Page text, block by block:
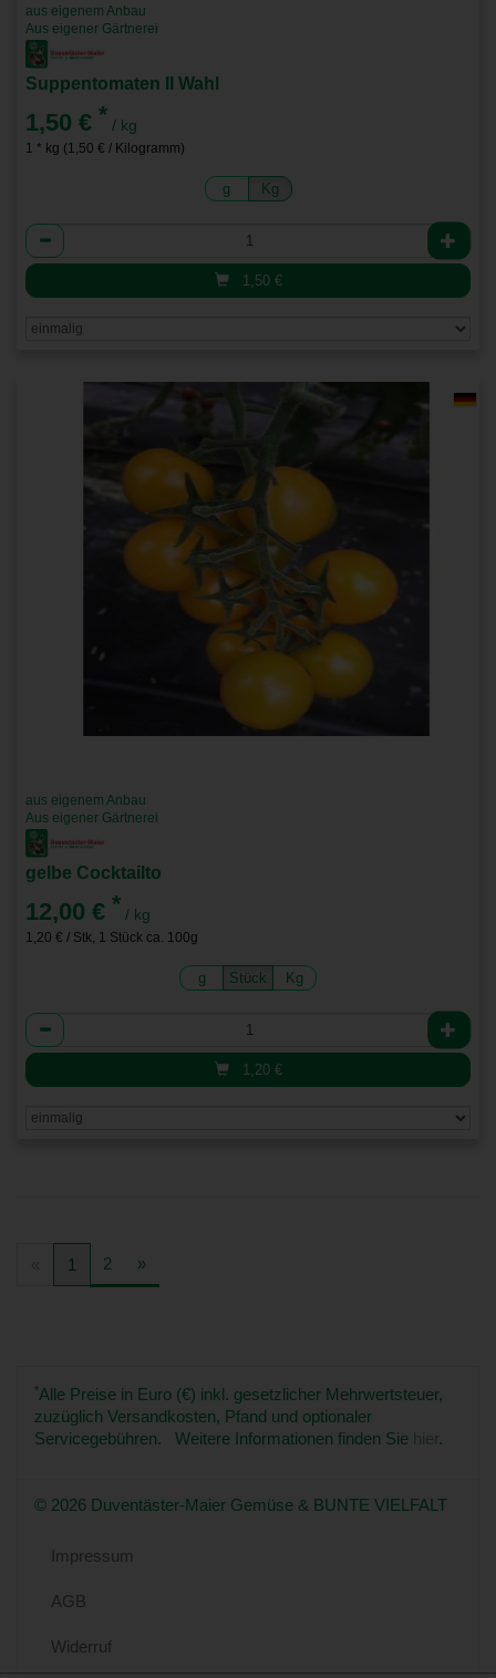
aus eigenem Anbau
Aus eigener Gärtnerei
Suppentomaten II Wahl
1,50 € * / kg
1 * kg (1,50 € / Kilogramm)
g Kg
Anzahl
1,50 €
aus eigenem Anbau
Aus eigener Gärtnerei
gelbe Cocktailto
12,00 € * / kg
1,20 € / Stk, 1 Stück ca. 100g
g Stück Kg
Anzahl
1,20 €
1 2 »
*Alle Preise in Euro (€) inkl. gesetzlicher Mehrwertsteuer,
zuzüglich Versandkosten, Pfand und optionaler
Servicegebühren. Weitere Informationen finden Sie hier.
© 2026 Duventäster-Maier Gemüse & BUNTE VIELFALT
Impressum
AGB
Widerruf